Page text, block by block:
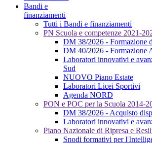
Bandi e
finanziamenti
Tutti i Bandi e finanziamenti
PN Scuola e competenze 2021-
DM 38/2026 - Formazione
DM 40/2026 - Formazione
Laboratori innovativi e
Sud
NUOVO Piano Estate
Laboratori Licei Sportivi
Agenda NORD
PON e POC per la Scuola 2014-
DM 38/2026 - Acquisto
Laboratori innovativi e
Piano Nazionale di Ripresa e
Snodi formativi per